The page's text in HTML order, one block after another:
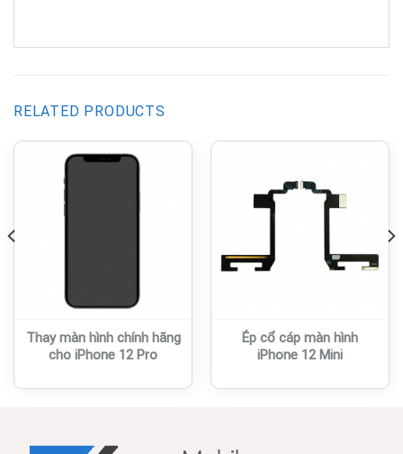
RELATED PRODUCTS
Thay màn hình chính hãng
cho iPhone 12 Pro
Ép cổ cáp màn hình
iPhone 12 Mini